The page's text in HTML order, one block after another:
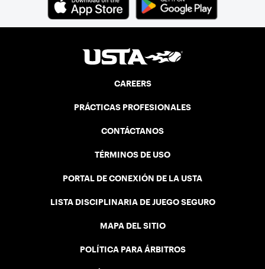
CAREERS
PRÁCTICAS PROFESIONALES
CONTÁCTANOS
TÉRMINOS DE USO
PORTAL DE CONEXIÓN DE LA USTA
LISTA DISCIPLINARIA DE JUEGO SEGURO
MAPA DEL SITIO
POLÍTICA PARA ÁRBITROS